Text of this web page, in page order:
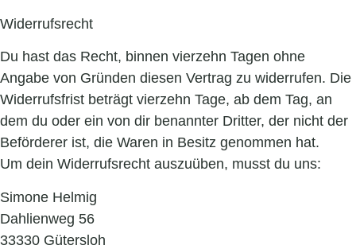
Widerrufsrecht
Du hast das Recht, binnen vierzehn Tagen ohne
Angabe von Gründen diesen Vertrag zu widerrufen. Die
Widerrufsfrist beträgt vierzehn Tage, ab dem Tag, an
dem du oder ein von dir benannter Dritter, der nicht der
Beförderer ist, die Waren in Besitz genommen hat.
Um dein Widerrufsrecht auszuüben, musst du uns:
Simone Helmig
Dahlienweg 56
33330 Gütersloh